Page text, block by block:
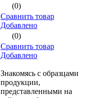
(0)
Сравнить товар
Добавлено
(0)
Сравнить товар
Добавлено
Знакомясь с образцами
продукции,
представленными на